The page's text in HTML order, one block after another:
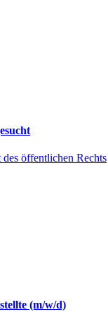
öffentlichen Rechts
(m/w/d)